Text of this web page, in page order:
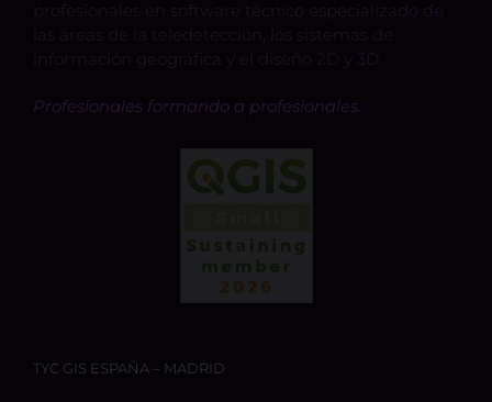
Profesionales formando a profesionales.
TYC GIS ESPAÑA – MADRID